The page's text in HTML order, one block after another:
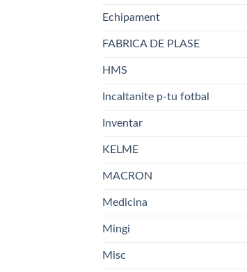
Echipament
FABRICA DE PLASE
HMS
Incaltanite p-tu fotbal
Inventar
KELME
MACRON
Medicina
Mingi
Misc